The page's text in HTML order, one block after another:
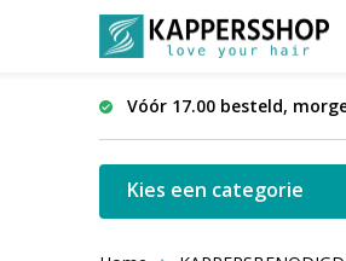
Vóór 17.00 besteld,
Kies een categorie